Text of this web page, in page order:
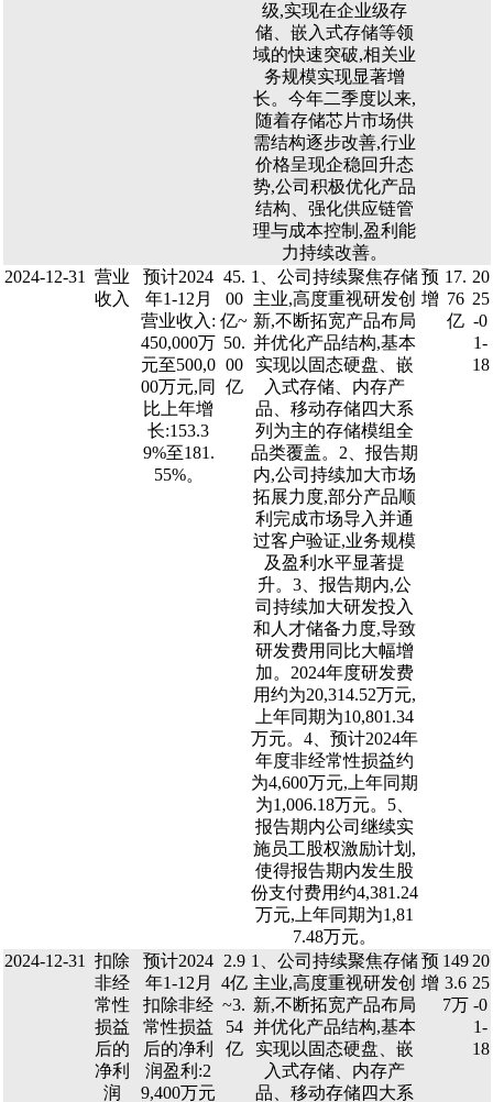
级,实现在企业级存
储、嵌入式存储等领
域的快速突破,相关业
务规模实现显著增
长。今年二季度以来,
随着存储芯片市场供
需结构逐步改善,行业
价格呈现企稳回升态
势,公司积极优化产品
结构、强化供应链管
理与成本控制,盈利能
力持续改善。
2024-12-31
营业
收入
预计2024
年1-12月
营业收入:
450,000万
元至500,0
00万元,同
比上年增
长:153.3
9%至181.
55%。
45.
00
亿~
50.
00
亿
1、公司持续聚焦存储
主业,高度重视研发创
新,不断拓宽产品布局
并优化产品结构,基本
实现以固态硬盘、嵌
入式存储、内存产
品、移动存储四大系
列为主的存储模组全
品类覆盖。2、报告期
内,公司持续加大市场
拓展力度,部分产品顺
利完成市场导入并通
过客户验证,业务规模
及盈利水平显著提
升。3、报告期内,公
司持续加大研发投入
和人才储备力度,导致
研发费用同比大幅增
加。2024年度研发费
用约为20,314.52万元,
上年同期为10,801.34
万元。4、预计2024年
年度非经常性损益约
为4,600万元,上年同期
为1,006.18万元。5、
报告期内公司继续实
施员工股权激励计划,
使得报告期内发生股
份支付费用约4,381.24
万元,上年同期为1,81
7.48万元。
预
增
17.
76
亿
20
25
-0
1-
18
2024-12-31
扣除
非经
常性
损益
后的
净利
润
预计2024
年1-12月
扣除非经
常性损益
后的净利
润盈利:2
9,400万元
2.9
4亿
~3.
54
亿
1、公司持续聚焦存储
主业,高度重视研发创
新,不断拓宽产品布局
并优化产品结构,基本
实现以固态硬盘、嵌
入式存储、内存产
品、移动存储四大系
预
增
149
3.6
7万
20
25
-0
1-
18